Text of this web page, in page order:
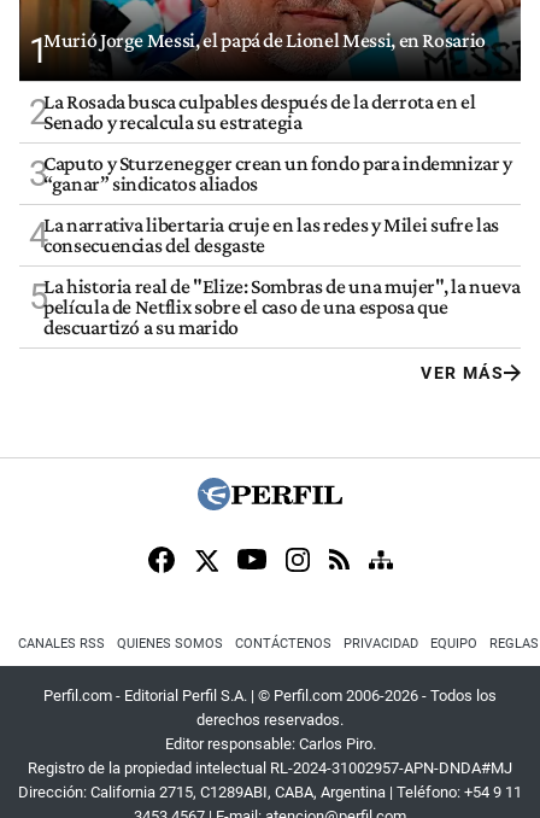
1Murió Jorge Messi, el papá de Lionel Messi, en Rosario
2La Rosada busca culpables después de la derrota en el
Senado y recalcula su estrategia
3Caputo y Sturzenegger crean un fondo para indemnizar y
“ganar” sindicatos aliados
4La narrativa libertaria cruje en las redes y Milei sufre las
consecuencias del desgaste
5La historia real de "Elize: Sombras de una mujer", la nueva
película de Netflix sobre el caso de una esposa que
descuartizó a su marido
VER MÁS
CANALES RSS QUIENES SOMOS CONTÁCTENOS PRIVACIDAD EQUIPO
Perfil.com - Editorial Perfil S.A. | © Perfil.com 2006-2026 - Todos los
derechos reservados.
Editor responsable: Carlos Piro.
Registro de la propiedad intelectual RL-2024-31002957-APN-DNDA#MJ
Dirección: California 2715, C1289ABI, CABA, Argentina | Teléfono: +54 9 11